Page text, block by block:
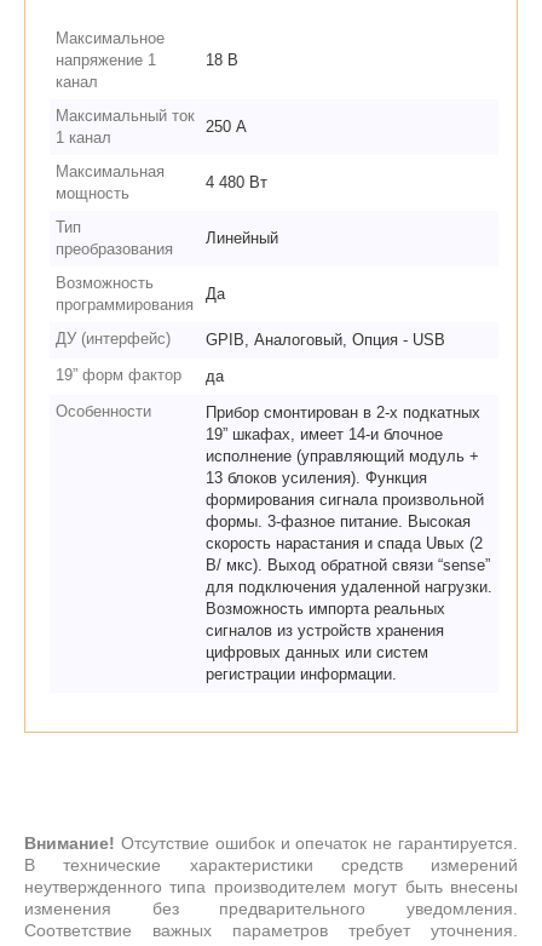
Максимальное
напряжение 1
канал
18 В
Максимальный ток
1 канал
250 А
Максимальная
мощность
4 480 Вт
Тип
преобразования
Линейный
Возможность
программирования
Да
ДУ (интерфейс)
GPIB, Аналоговый, Опция - USB
19” форм фактор
да
Особенности
Прибор смонтирован в 2-х подкатных
19” шкафах, имеет 14-и блочное
исполнение (управляющий модуль +
13 блоков усиления). Функция
формирования сигнала произвольной
формы. 3-фазное питание. Высокая
скорость нарастания и спада Uвых (2
В/ мкс). Выход обратной связи “sense”
для подключения удаленной нагрузки.
Возможность импорта реальных
сигналов из устройств хранения
цифровых данных или систем
регистрации информации.
Внимание! Отсутствие ошибок и опечаток не гарантируется.
В технические характеристики средств измерений
неутвержденного типа производителем могут быть внесены
изменения без предварительного уведомления.
Соответствие важных параметров требует уточнения.